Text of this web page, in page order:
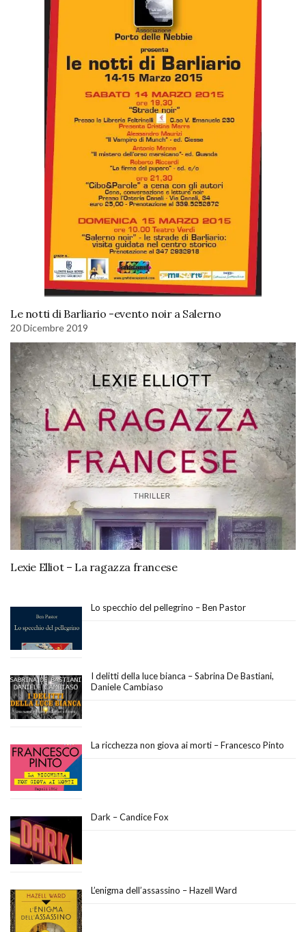
Le notti di Barliario -evento noir a Salerno
20 Dicembre 2019
Lexie Elliot – La ragazza francese
Lo specchio del pellegrino – Ben Pastor
I delitti della luce bianca – Sabrina De Bastiani,
Daniele Cambiaso
La ricchezza non giova ai morti – Francesco Pinto
Dark – Candice Fox
L’enigma dell’assassino – Hazell Ward